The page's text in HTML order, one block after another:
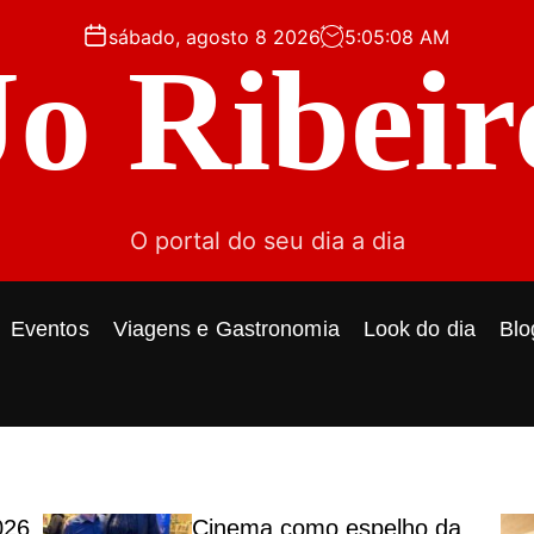
sábado, agosto 8 2026 5:05:10 AM
O portal do seu dia a dia
Eventos Viagens e Gastronomia Look do dia
Cinema como espelho da